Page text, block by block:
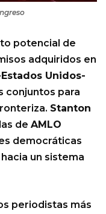
potencial de
adquiridos en
Unidos-
conjuntos para
Stanton
de AMLO
democráticas
un sistema
periodistas más